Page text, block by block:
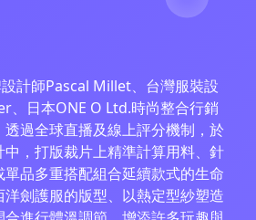
計師Pascal Millet、台灣服裝設
、日本ONE O Ltd.時尚整合行銷
過全球直播及線上評分機制，於
，打版裁片上精準計算用料、針
品多重搭配組合延續款式的生命
劍護服的版型、以熱定型紗塑造